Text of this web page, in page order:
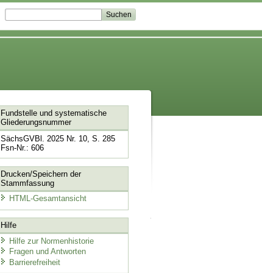
Fundstelle und systematische
Gliederungsnummer
SächsGVBl. 2025 Nr. 10, S. 285
Fsn-Nr.: 606
Drucken/Speichern der
Stammfassung
HTML-Gesamtansicht
Hilfe
Hilfe zur Normenhistorie
Fragen und Antworten
Barrierefreiheit